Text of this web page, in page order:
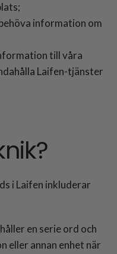
information om
till våra
Laifen-tjänster
i Laifen inkluderar
en serie ord och
eller annan enhet när